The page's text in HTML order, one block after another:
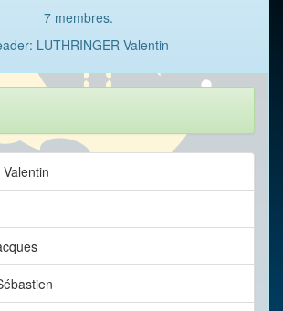
7 membres.
LUTHRINGER Valentin